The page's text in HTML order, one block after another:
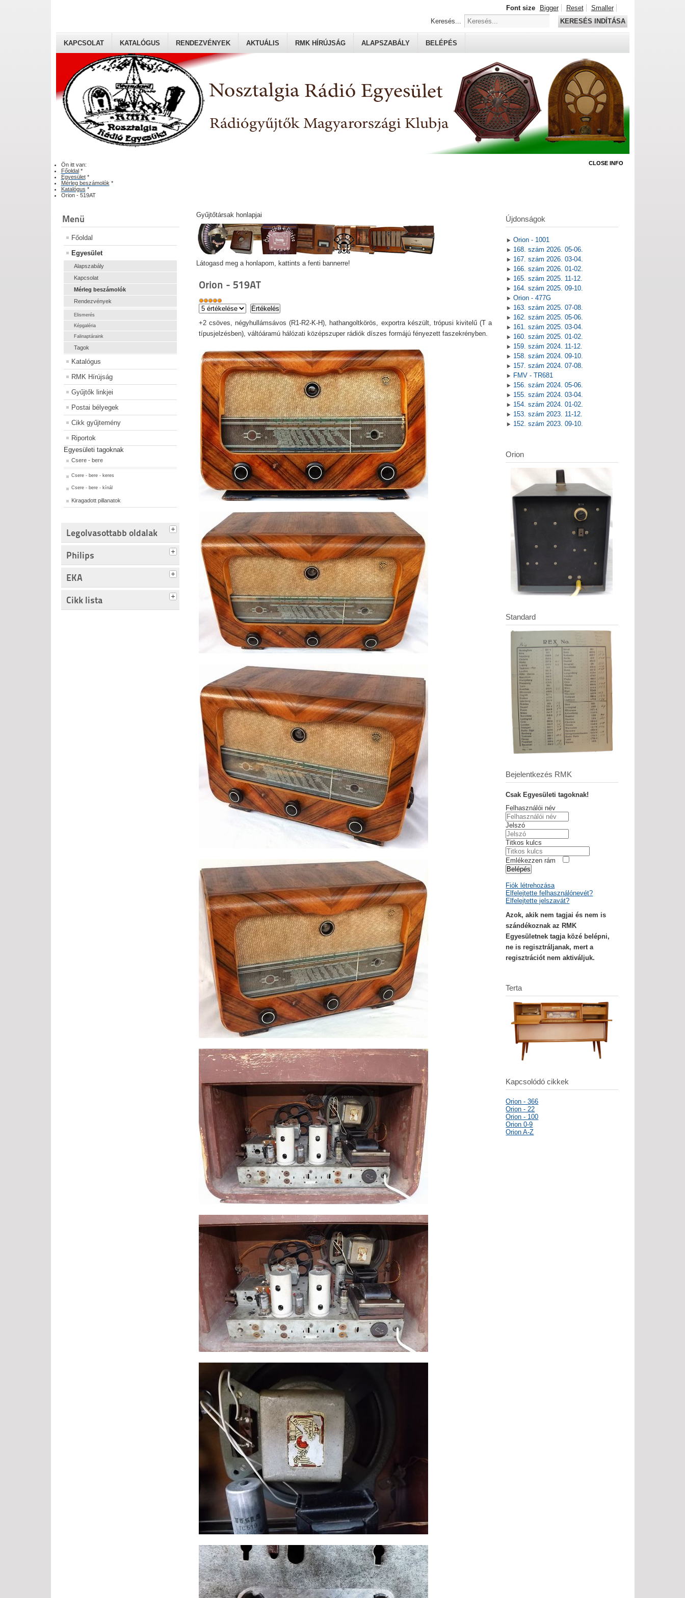
Rádiógyűjtők Magyaroszági Klubja
KAPCSOLAT KATALÓGUS RENDEZVÉNYEK AKTUÁLIS RMK HÍRÚJSÁG ALAPSZABÁLY BELÉPÉS
Font size Bigger Reset
Smaller
Keresés...
KERESÉS INDÍTÁSA
Ön itt van:
Főoldal *
Egyesület *
Mérleg beszámolók *
Katalógus *
Orion - 519AT
Menü
Főoldal
Egyesület
Alapszabály
Kapcsolat
Mérleg beszámolók
Rendezvények
Elismerés
Képgaléria
Falinaptáraink
Tagok
Katalógus
RMK Hírújság
Gyűjtők linkjei
Postai bélyegek
Cikk gyűjtemény
Riportok
Egyesületi tagoknak
Csere - bere
Csere - bere - keres
Csere - bere - kínál
Kiragadott pillanatok
Legolvasottabb oldalak
Philips
EKA
Cikk lista
Gyűjtőtársak honlapjai
Látogasd meg a honlapom, kattints a fenti bannerre!
Orion - 519AT
+2 csöves, négyhullámsávos (R1-R2-K-H), hathangoltkörös, exportra készült, trópusi kivitelű (T a
típusjelzésben), váltóáramú hálózati középszuper rádiók díszes formájú fényezett faszekrényben.
CLOSE INFO
Újdonságok
Orion - 1001
168. szám 2026. 05-06.
167. szám 2026. 03-04.
166. szám 2026. 01-02.
165. szám 2025. 11-12.
164. szám 2025. 09-10.
Orion - 477G
163. szám 2025. 07-08.
162. szám 2025. 05-06.
161. szám 2025. 03-04.
160. szám 2025. 01-02.
159. szám 2024. 11-12.
158. szám 2024. 09-10.
157. szám 2024. 07-08.
FMV - TR681
156. szám 2024. 05-06.
155. szám 2024. 03-04.
154. szám 2024. 01-02.
153. szám 2023. 11-12.
152. szám 2023. 09-10.
Orion
Standard
Bejelentkezés RMK
Csak Egyesületi tagoknak!
Felhasználói név
Jelszó
Titkos kulcs
Emlékezzen rám
Belépés
Fiók létrehozása
Elfelejtette felhasználónevét?
Elfelejtette jelszavát?
Azok, akik nem tagjai és nem is
szándékoznak az RMK
Egyesületnek tagja közé belépni,
ne is regisztráljanak, mert a
regisztrációt nem aktiváljuk.
Terta
Kapcsolódó cikkek
Orion - 366
Orion - 22
Orion - 100
Orion 0-9
Orion A-Z